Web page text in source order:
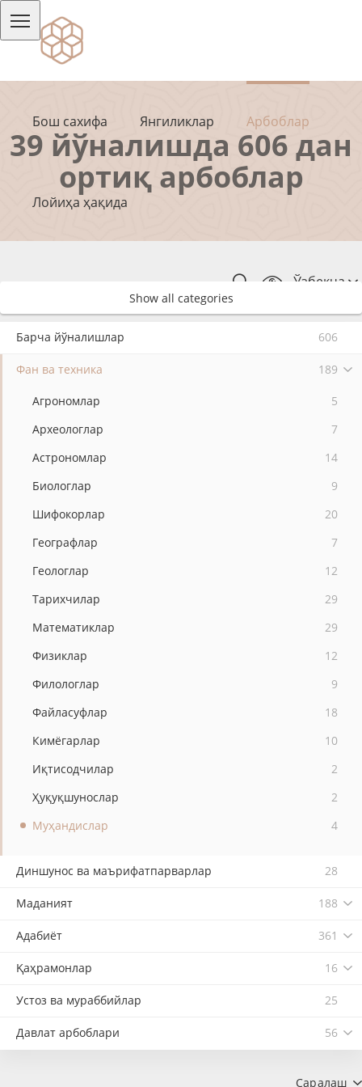
Бош сахифа Янгиликлар Арбоблар
Лойиҳа ҳақида
Ўзбекча
39 йўналишда 606 дан
ортиқ арбоблар
Show all categories
Барча йўналишлар 606
Фан ва техника 189
Агрономлар
5
Археологлар
7
Астрономлар
14
Биологлар
9
Шифокорлар
20
Географлар
7
Геологлар
12
Тарихчилар
29
Математиклар
29
Физиклар
12
Филологлар
9
Файласуфлар
18
Кимёгарлар
10
Иқтисодчилар
2
Ҳуқуқшунослар
2
Муҳандислар
4
Диншунос ва маърифатпарварлар 28
Маданият 188
Адабиёт 361
Қаҳрамонлар 16
Устоз ва мураббийлар 25
Давлат арбоблари 56
Саралаш